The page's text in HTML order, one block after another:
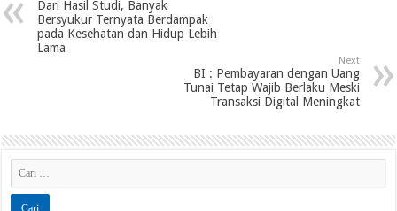
Dari Hasil Studi, Banyak
Bersyukur Ternyata Berdampak
pada Kesehatan dan Hidup Lebih
Lama
Next
BI : Pembayaran dengan Uang
Tunai Tetap Wajib Berlaku Meski
Transaksi Digital Meningkat